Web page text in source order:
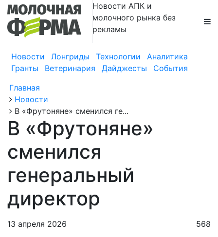
Новости АПК и
молочного рынка без
рекламы
Новости Лонгриды Технологии
Аналитика
Гранты
Ветеринария Дайджесты
События
Главная
Новости
В «Фрутоняне» сменился ге...
В «Фрутоняне»
сменился
генеральный
директор
13 апреля 2026 568